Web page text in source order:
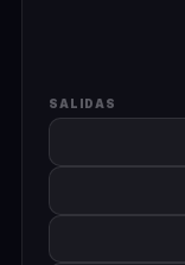
SALIDAS